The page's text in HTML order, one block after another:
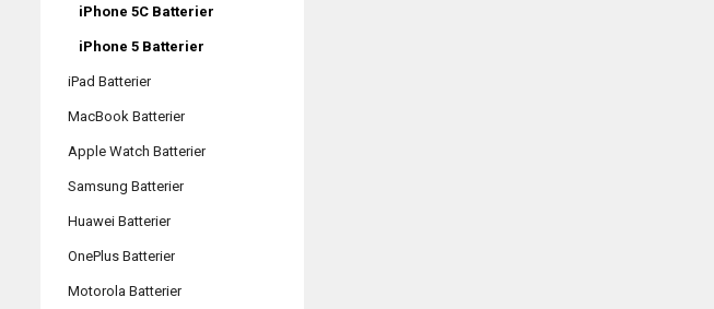
iPhone 5C Batterier
iPhone 5 Batterier
iPad Batterier
MacBook Batterier
Apple Watch Batterier
Samsung Batterier
Huawei Batterier
OnePlus Batterier
Motorola Batterier